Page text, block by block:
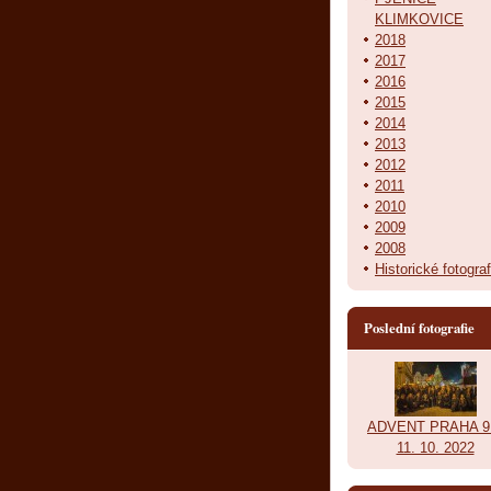
KLIMKOVICE
2018
2017
2016
2015
2014
2013
2012
2011
2010
2009
2008
Historické
Poslední fotografie
ADVENT PRAHA
11. 10. 2022